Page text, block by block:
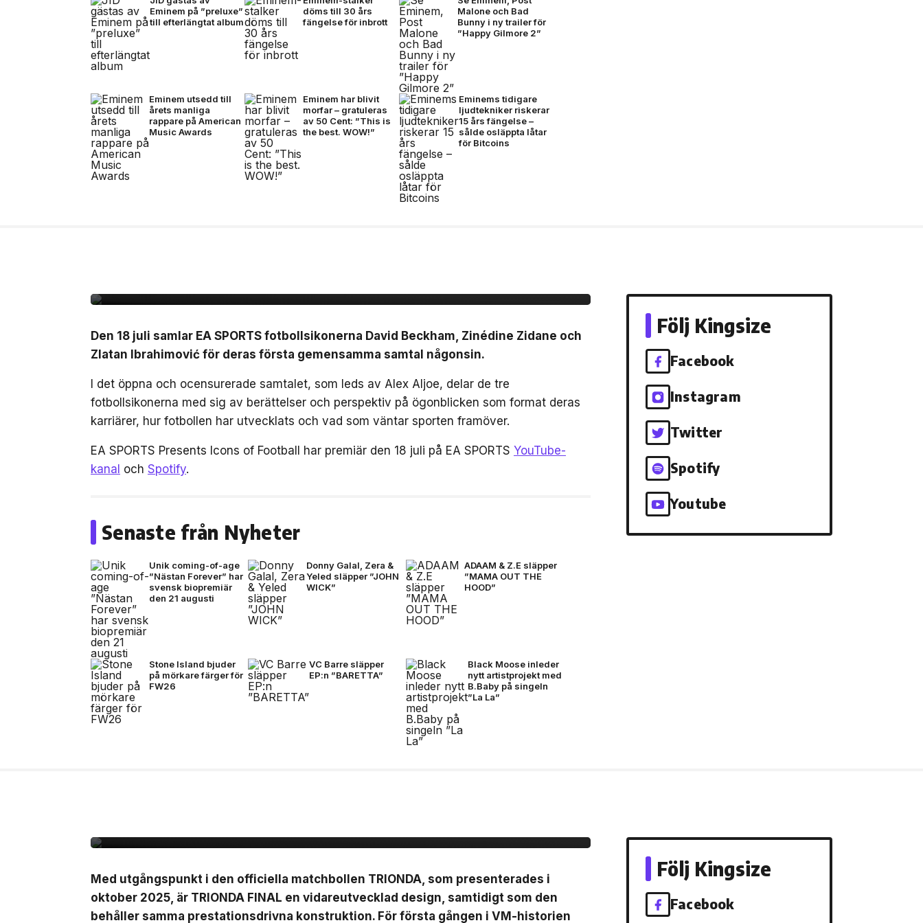
Eminem på ”preluxe”
till efterlängtat album
döms till 30 års
fängelse för inbrott
Malone och Bad
Bunny i ny trailer för
”Happy Gilmore 2”
Eminem utsedd till
årets manliga
rappare på American
Music Awards
Eminem har blivit
morfar – gratuleras
av 50 Cent: ”This is
the best. WOW!”
Eminems tidigare
ljudtekniker riskerar
15 års fängelse –
sålde osläppta låtar
för Bitcoins
Den 18 juli samlar EA SPORTS fotbollsikonerna David Beckham, Zinédine Zidane och
Zlatan Ibrahimović för deras första gemensamma samtal någonsin.
I det öppna och ocensurerade samtalet, som leds av Alex Aljoe, delar de tre
fotbollsikonerna med sig av berättelser och perspektiv på ögonblicken som format deras
karriärer, hur fotbollen har utvecklats och vad som väntar sporten framöver.
EA SPORTS Presents Icons of Football har premiär den 18 juli på EA SPORTS YouTube-
kanal och Spotify.
Senaste från Nyheter
Unik coming-of-age
”Nästan Forever” har
svensk biopremiär
den 21 augusti
Donny Galal, Zera &
Yeled släpper ”JOHN
WICK”
ADAAM & Z.E släpper
”MAMA OUT THE
HOOD”
Stone Island bjuder
på mörkare färger för
FW26
VC Barre släpper
EP:n ”BARETTA”
Black Moose inleder
nytt artistprojekt med
B.Baby på singeln
”La La”
Följ Kingsize
Facebook
Instagram
Twitter
Spotify
Youtube
Med utgångspunkt i den officiella matchbollen TRIONDA, som presenterades i
oktober 2025, är TRIONDA FINAL en vidareutvecklad design, samtidigt som den
behåller samma prestationsdrivna konstruktion. För första gången i VM-historien
Följ Kingsize
Facebook